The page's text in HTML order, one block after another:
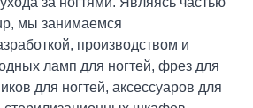
мы занимаемся
производством и
ламп для ногтей, фрез для
для ногтей, аксессуаров для